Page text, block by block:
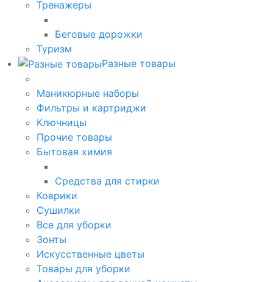
Тренажеры
Беговые дорожки
Туризм
Разные товары
Маникюрные наборы
Фильтры и картриджи
Ключницы
Прочие товары
Бытовая химия
Средства для стирки
Коврики
Сушилки
Все для уборки
Зонты
Искусственные цветы
Товары для уборки